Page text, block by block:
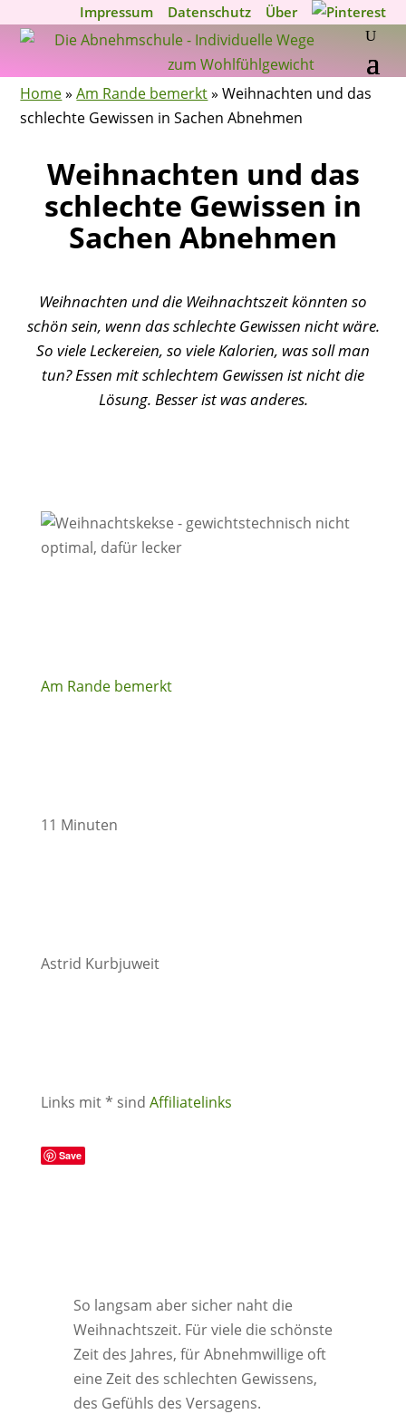
Impressum Datenschutz Über
Home»Am Rande bemerkt»Weihnachten und das
schlechte Gewissen in Sachen Abnehmen
Weihnachten und das
schlechte Gewissen in
Sachen Abnehmen
Weihnachten und die Weihnachtszeit könnten so
schön sein, wenn das schlechte Gewissen nicht wäre.
So viele Leckereien, so viele Kalorien, was soll man
tun? Essen mit schlechtem Gewissen ist nicht die
Lösung. Besser ist was anderes.
Am Rande bemerkt
11 Minuten
Astrid Kurbjuweit
Links mit * sind Affiliatelinks
Save
So langsam aber sicher naht die
Weihnachtszeit. Für viele die schönste
Zeit des Jahres, für Abnehmwillige oft
eine Zeit des schlechten Gewissens,
des Gefühls des Versagens.